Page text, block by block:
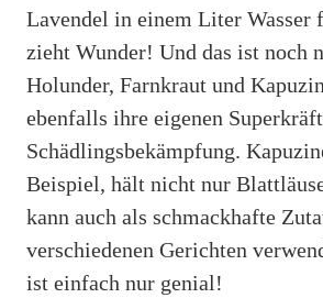
Lavendel in einem Liter Wasser
zieht Wunder! Und das ist noch
Holunder, Farnkraut und
ebenfalls ihre eigenen
Schädlingsbekämpfung.
Beispiel, hält nicht nur
kann auch als schmackhafte
verschiedenen Gerichten
ist einfach nur genial!